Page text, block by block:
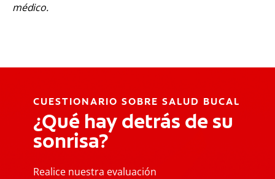
médico.
CUESTIONARIO SOBRE SALUD BUCAL
¿Qué hay detrás de su
sonrisa?
Realice nuestra evaluación